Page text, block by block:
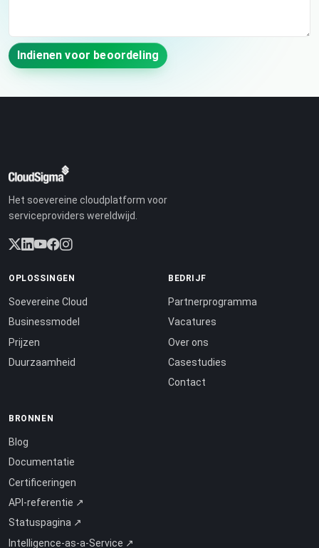
Indienen voor beoordeling
Het soevereine cloudplatform voor
serviceproviders wereldwijd.
OPLOSSINGEN
Soevereine Cloud
Businessmodel
Prijzen
Duurzaamheid
BEDRIJF
Partnerprogramma
Vacatures
Over ons
Casestudies
Contact
BRONNEN
Blog
Documentatie
Certificeringen
API-referentie ↗
Statuspagina ↗
Intelligence-as-a-Service ↗